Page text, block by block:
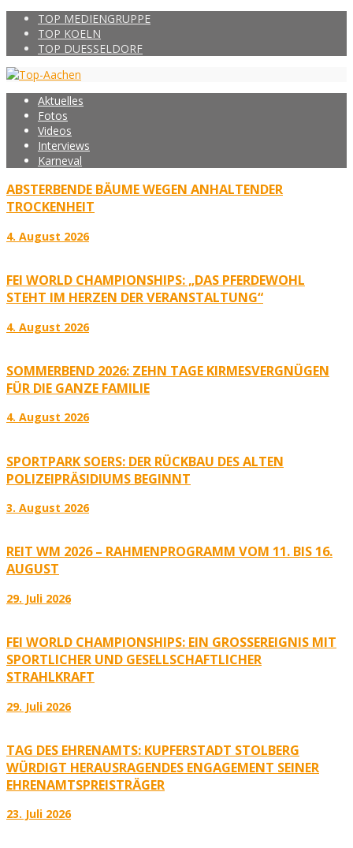
TOP MEDIENGRUPPE
TOP KOELN
TOP DUESSELDORF
Aktuelles
Fotos
Videos
Interviews
Karneval
ABSTERBENDE BÄUME WEGEN ANHALTENDER
TROCKENHEIT
4. August 2026
FEI WORLD CHAMPIONSHIPS: „DAS PFERDEWOHL
STEHT IM HERZEN DER VERANSTALTUNG“
4. August 2026
SOMMERBEND 2026: ZEHN TAGE KIRMESVERGNÜGEN
FÜR DIE GANZE FAMILIE
4. August 2026
SPORTPARK SOERS: DER RÜCKBAU DES ALTEN
POLIZEIPRÄSIDIUMS BEGINNT
3. August 2026
REIT WM 2026 – RAHMENPROGRAMM VOM 11. BIS 16.
AUGUST
29. Juli 2026
FEI WORLD CHAMPIONSHIPS: EIN GROSSEREIGNIS MIT S
PORTLICHER UND GESELLSCHAFTLICHER S
TRAHLKRAFT
29. Juli 2026
TAG DES EHRENAMTS: KUPFERSTADT STOLBERG
WÜRDIGT HERAUSRAGENDES ENGAGEMENT SEINER
EHRENAMTSPREISTRÄGER
23. Juli 2026